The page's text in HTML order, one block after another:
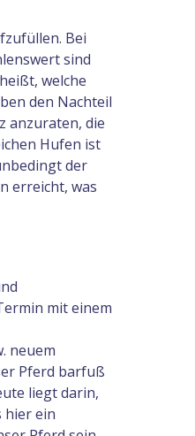
Bei
sind
welche
den Nachteil
anzuraten, die
Hufen ist
der
erreicht, was
mit einem
neuem
Pferd barfuß
liegt darin,
hier ein